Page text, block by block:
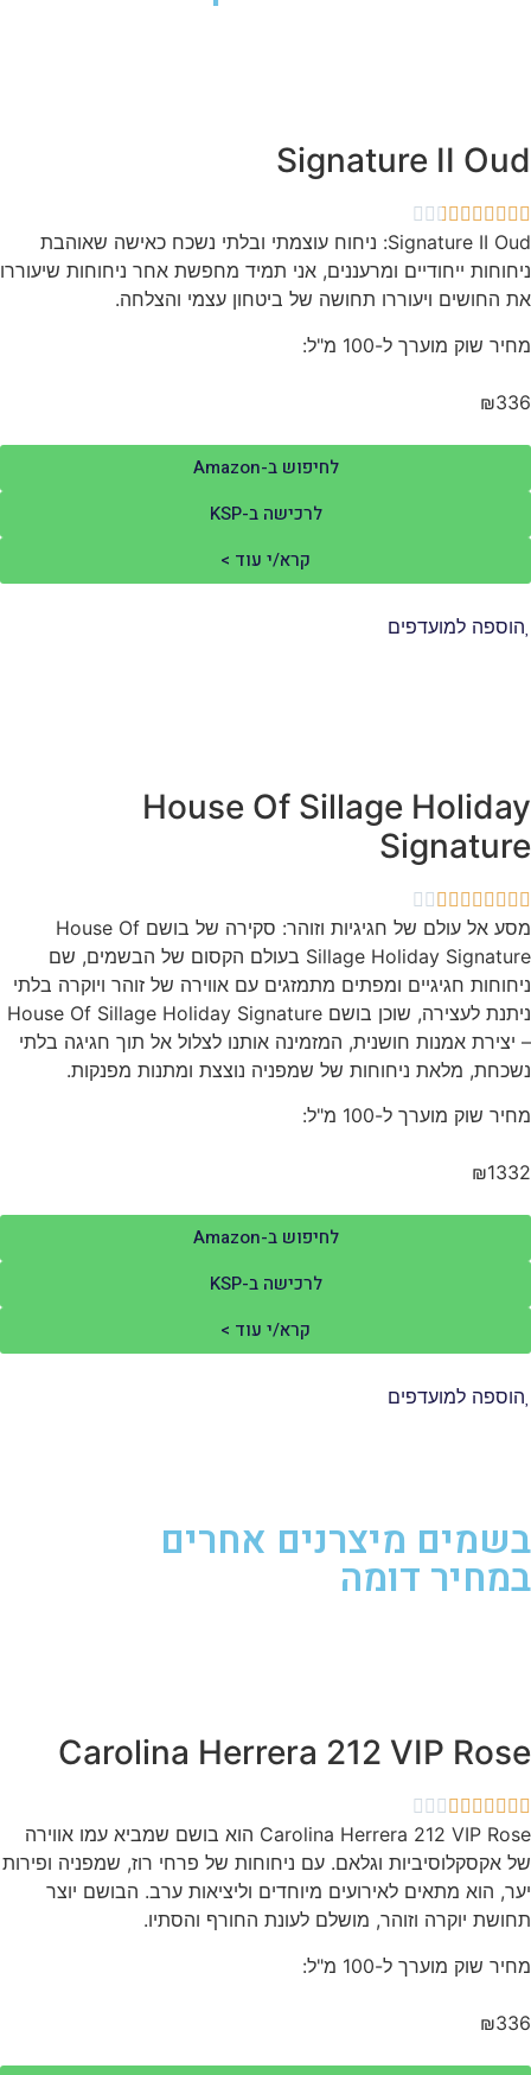
Signature II
Signature II Oud: ניחוח עוצמתי ובלתי נשכח כאישה שאוהבת
ייחודיים ומרעננים, אני תמיד מחפשת אחר ניחוחות שיעוררו
החושים ויעוררו תחושה של ביטחון עצמי והצלחה.
שוק מוערך ל-100 מ"ל:
לחיפוש ב-Amazon
לרכישה ב-KSP
קרא/י עוד >
למועדפים
House Of Sillage
מסע אל עולם של חגיגיות וזוהר: סקירה של בושם House Of
Sillage Holiday Signature בעולם הקסום של הבשמים, שם
חגיגיים ומפתים מתמזגים עם אווירה של זוהר ויוקרה בלתי
ניתנת לעצירה, שוכן בושם House Of Sillage Holiday Signature
אמנות חושנית, המזמינה אותנו לצלול אל תוך חגיגה בלתי
מלאת ניחוחות של שמפניה נוצצת ומתנות מפנקות.
שוק מוערך ל-100 מ"ל:
לחיפוש ב-Amazon
לרכישה ב-KSP
קרא/י עוד >
למועדפים
מיצרנים אחרים
דומה
Carolina Herrera 212 VIP
Carolina Herrera 212 VIP Rose הוא בושם שמביא עמו אווירה
אקסקלוסיביות וגלאם. עם ניחוחות של פרחי רוז, שמפניה ופירות
הוא מתאים לאירועים מיוחדים וליציאות ערב. הבושם יוצר
יוקרה וזוהר, מושלם לעונת החורף והסתיו.
שוק מוערך ל-100 מ"ל: